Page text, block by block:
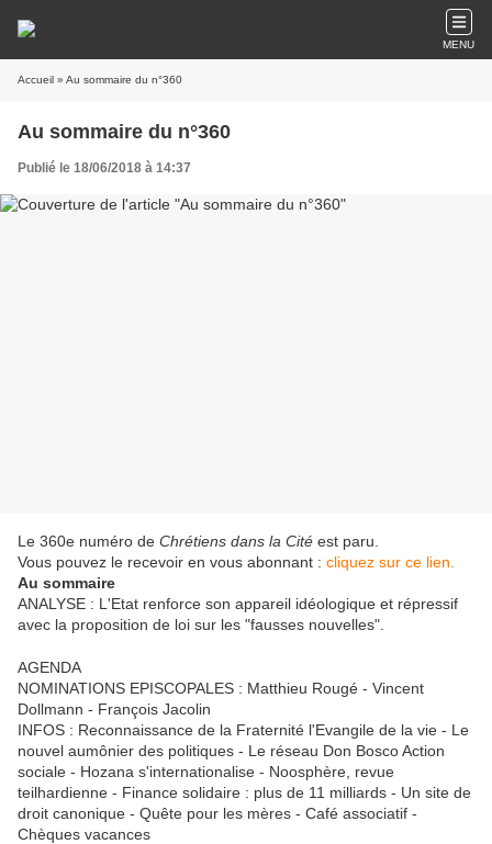
MENU
Accueil » Au sommaire du n°360
Au sommaire du n°360
Publié le 18/06/2018 à 14:37
Le 360e numéro de Chrétiens dans la Cité est paru.
Vous pouvez le recevoir en vous abonnant : cliquez sur ce lien.
Au sommaire
ANALYSE : L'Etat renforce son appareil idéologique et répressif
avec la proposition de loi sur les "fausses nouvelles".
AGENDA
NOMINATIONS EPISCOPALES : Matthieu Rougé - Vincent
Dollmann - François Jacolin
INFOS : Reconnaissance de la Fraternité l'Evangile de la vie - Le
nouvel aumônier des politiques - Le réseau Don Bosco Action
sociale - Hozana s'internationalise - Noosphère, revue
teilhardienne - Finance solidaire : plus de 11 milliards - Un site de
droit canonique - Quête pour les mères - Café associatif -
Chèques vacances